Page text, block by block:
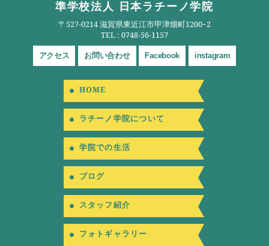
準学校法人 日本ラチーノ学院
〒527-0214 滋賀県東近江市甲津畑町1200ｰ2
TEL : 0748-56-1157
アクセス お問い合わせ Facebook instagram
HOME
ラチーノ学院について
学院での生活
ブログ
スタッフ紹介
フォトギャラリー